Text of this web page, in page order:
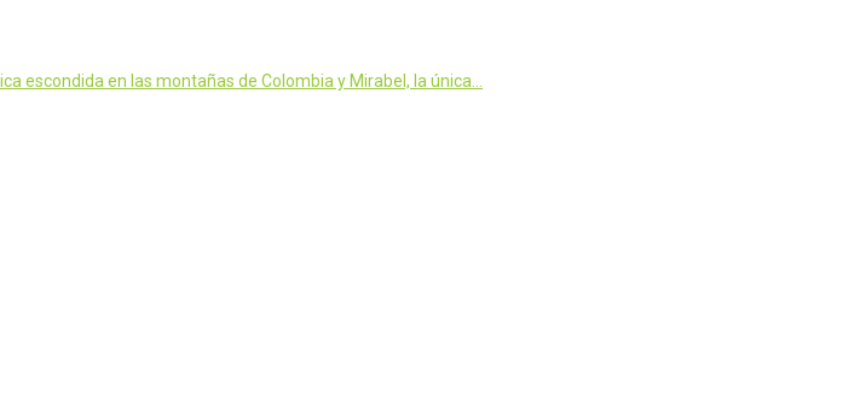
escondida en las montañas de Colombia y Mirabel, la única…